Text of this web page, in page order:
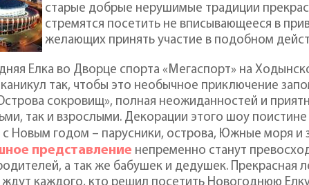
старые добрые нерушимые традиции
стремятся посетить не вписывающееся в
желающих принять участие в подобном
Елка во Дворце спорта «Мегаспорт» на
так, чтобы это необычное приключение
сокровищ», полная неожиданностей и
так и взрослыми. Декорации этого шоу
Новым годом – парусники, острова, Южные моря и
представление непременно станут
а так же бабушек и дедушек. Прекрасная